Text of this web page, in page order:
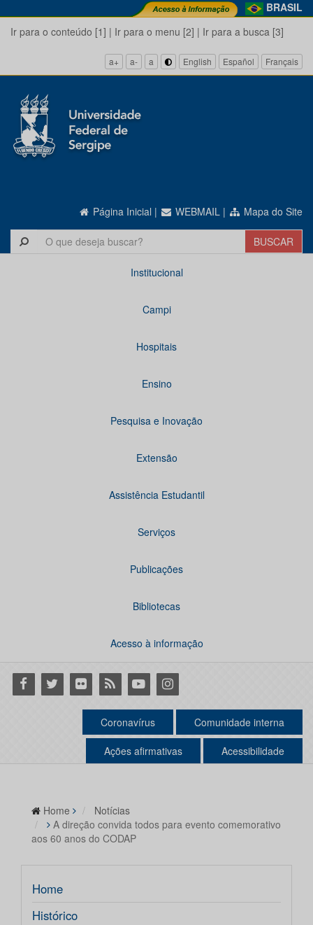
BRASIL
Ir para o conteúdo [1] | Ir para o menu [2] | Ir para a busca [3]
a+ a- a English Español Français
Página Inicial | WEBMAIL | Mapa do Site
Institucional
Campi
Hospitais
Ensino
Pesquisa e Inovação
Extensão
Assistência Estudantil
Serviços
Publicações
Bibliotecas
Acesso à informação
Facebook
Twitter Flickr RSS YoutubeInstagram
Coronavírus Comunidade interna
Ações afirmativas Acessibilidade
Home
Notícias
A direção convida todos para evento comemorativo
aos 60 anos do CODAP
Home
Histórico